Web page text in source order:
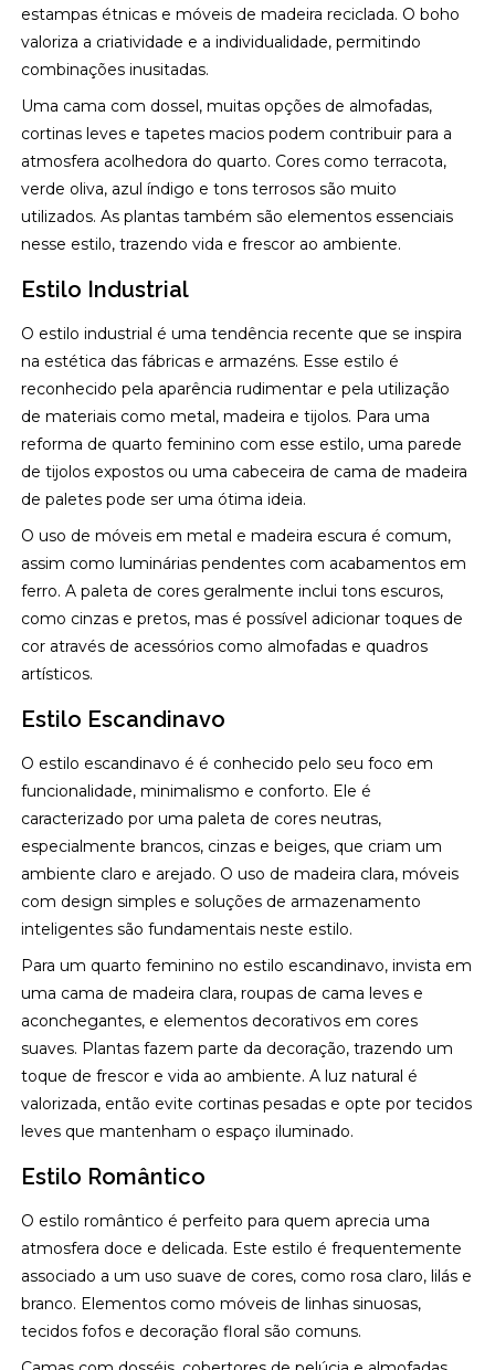
estampas étnicas e móveis de madeira reciclada. O boho
valoriza a criatividade e a individualidade, permitindo
combinações inusitadas.
Uma cama com dossel, muitas opções de almofadas,
cortinas leves e tapetes macios podem contribuir para a
atmosfera acolhedora do quarto. Cores como terracota,
verde oliva, azul índigo e tons terrosos são muito
utilizados. As plantas também são elementos essenciais
nesse estilo, trazendo vida e frescor ao ambiente.
Estilo Industrial
O estilo industrial é uma tendência recente que se inspira
na estética das fábricas e armazéns. Esse estilo é
reconhecido pela aparência rudimentar e pela utilização
de materiais como metal, madeira e tijolos. Para uma
reforma de quarto feminino com esse estilo, uma parede
de tijolos expostos ou uma cabeceira de cama de madeira
de paletes pode ser uma ótima ideia.
O uso de móveis em metal e madeira escura é comum,
assim como luminárias pendentes com acabamentos em
ferro. A paleta de cores geralmente inclui tons escuros,
como cinzas e pretos, mas é possível adicionar toques de
cor através de acessórios como almofadas e quadros
artísticos.
Estilo Escandinavo
O estilo escandinavo é é conhecido pelo seu foco em
funcionalidade, minimalismo e conforto. Ele é
caracterizado por uma paleta de cores neutras,
especialmente brancos, cinzas e beiges, que criam um
ambiente claro e arejado. O uso de madeira clara, móveis
com design simples e soluções de armazenamento
inteligentes são fundamentais neste estilo.
Para um quarto feminino no estilo escandinavo, invista em
uma cama de madeira clara, roupas de cama leves e
aconchegantes, e elementos decorativos em cores
suaves. Plantas fazem parte da decoração, trazendo um
toque de frescor e vida ao ambiente. A luz natural é
valorizada, então evite cortinas pesadas e opte por tecidos
leves que mantenham o espaço iluminado.
Estilo Romântico
O estilo romântico é perfeito para quem aprecia uma
atmosfera doce e delicada. Este estilo é frequentemente
associado a um uso suave de cores, como rosa claro, lilás e
branco. Elementos como móveis de linhas sinuosas,
tecidos fofos e decoração floral são comuns.